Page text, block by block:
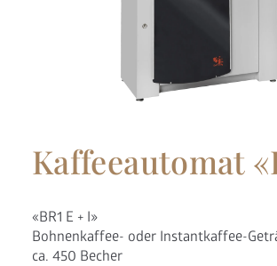
Maschinen
Aufheller, Zucker & Co
Becher, Zubehör & Co
Kaffeeautomat
«BR1 E + I»
Bohnenkaffee- oder Instantkaffee-
ca. 450 Becher